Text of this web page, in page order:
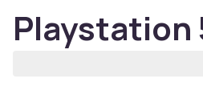
Playstation